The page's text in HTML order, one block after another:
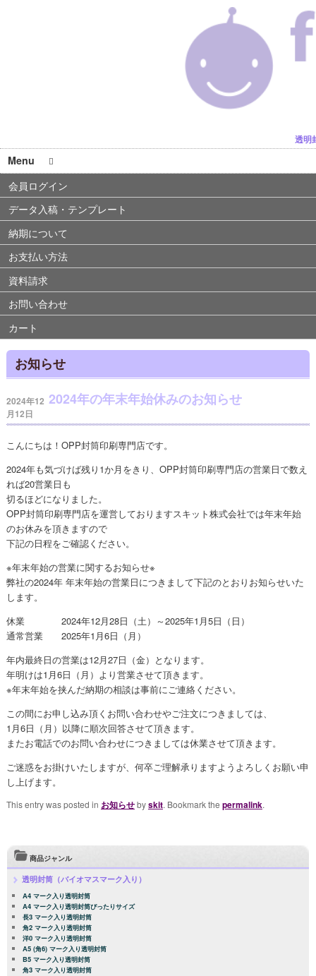
透明
Menu
会員ログイン
データ入稿・テンプレート
納期について
お支払い方法
資料請求
お問い合わせ
カート
お知らせ
2024年の年末年始休みのお知らせ
2024年12
月12日
こんにちは！OPP封筒印刷専門店です。
2024年も気づけば残り1か月をきり、OPP封筒印刷専門店の営業日で数え
れば20営業日も
切るほどになりました。
OPP封筒印刷専門店を運営しておりますスキット株式会社では年末年始
のお休みを頂きますので
下記の日程をご確認ください。
※年末年始の営業に関するお知らせ※
弊社の2024年 年末年始の営業日につきまして下記のとおりお知らせいた
します。
休業 2024年12月28日（土）～2025年1月5日（日）
通常営業 2025年1月6日（月）
年内最終日の営業は12月27日（金）となります。
年明けは1月6日（月）より営業させて頂きます。
※年末年始を挟んだ納期の相談は事前にご連絡ください。
この間にお申し込み頂くお問い合わせやご注文につきましては、
1月6日（月）以降に順次回答させて頂きます。
またお電話でのお問い合わせにつきましては休業させて頂きます。
ご迷惑をお掛けいたしますが、何卒ご理解承りますようよろしくお願い申
し上げます。
This entry was posted in お知らせbyskit. Bookmark the permalink.
商品ジャンル
透明封筒（バイオマスマーク入り）
A4 マーク入り透明封筒
A4 マーク入り透明封筒ぴったりサイズ
長3 マーク入り透明封筒
角2 マーク入り透明封筒
洋0 マーク入り透明封筒
A5 (角6) マーク入り透明封筒
B5 マーク入り透明封筒
角3 マーク入り透明封筒